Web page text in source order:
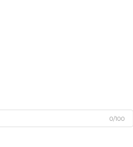
0/100